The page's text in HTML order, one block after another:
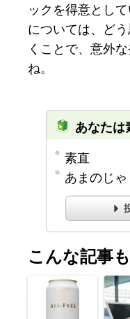
ックを得意とし
については、ど
くことで、意外
ね。
あなたは
素直
あまのじゃ
こんな記事